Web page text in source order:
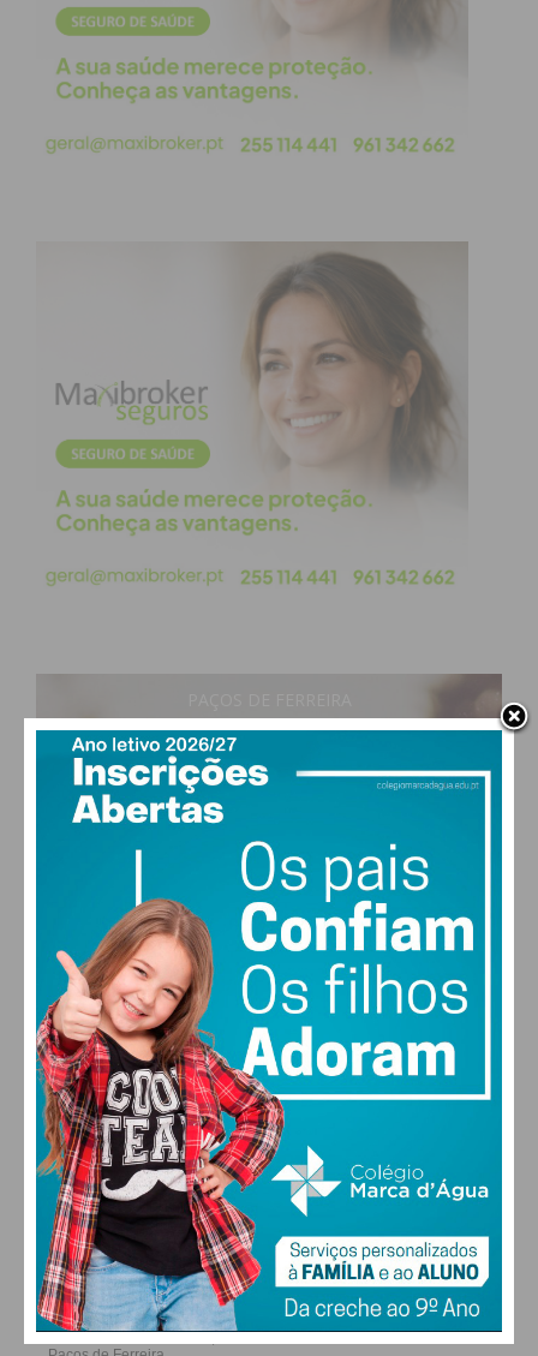
atualizada.
30°
50% humidade
30°
SEG
31
TER
31°
QUA
32°
FARMACIAS DE SERVIÇO EM PAÇOS DE
FERREIRA